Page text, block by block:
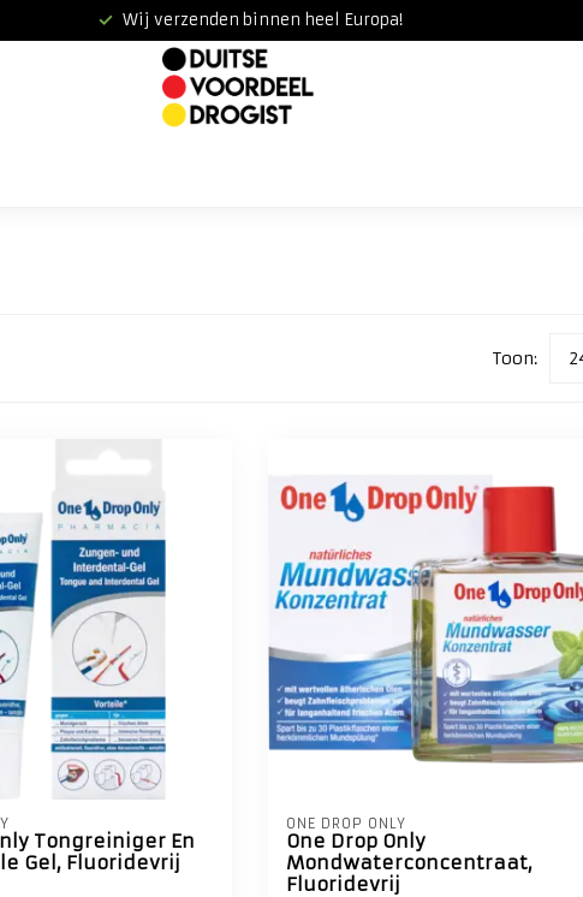
Wij verzenden binnen heel Europa!
Toon:
Tongreiniger En
Gel, Fluoridevrij
ONE DROP ONLY
One Drop Only
Mondwaterconcentraat,
Fluoridevrij